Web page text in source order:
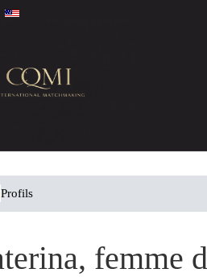
Profils
femme